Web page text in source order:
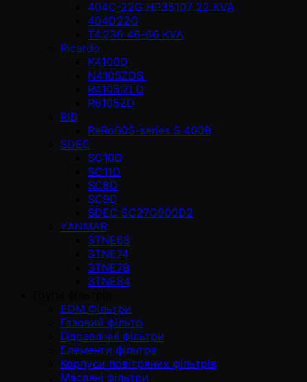
404C-22G HP35107 22 KVA
404D22G
T4.236 46-66 KVA
Ricardo
K4100D
N4105ZDS
R4105IZLD
R6105ZD
RID
ReRo60S-series S 400В
SDEC
SC10D
SC11D
SC8D
SC9D
SDEC SC27G900D2
YANMAR
3TNE68
3TNE74
3TNE78
3TNE84
EDM Фільтри
Газовий фільтр
Гідравлічні фільтри
Елементи фільтра
Корпуси повітряних фільтрів
Масляні фільтри